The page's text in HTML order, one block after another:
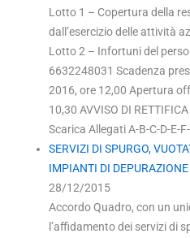
Lotto 1 – Copertura della
dall’esercizio delle attività
Lotto 2 – Infortuni del
6632248031 Scadenza
2016, ore 12,00 Apertura
10,30 AVVISO DI
Scarica Allegati A-B-C-D-E-
SERVIZI DI SPURGO,
IMPIANTI DI
28/12/2015
Accordo Quadro, con un
l’affidamento dei servizi di